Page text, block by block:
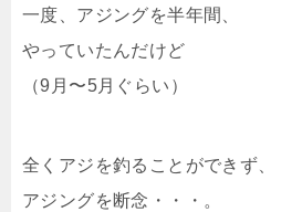
一度、アジングを半年間、
やっていたんだけど
（9月〜5月ぐらい）
全くアジを釣ることができず、
アジングを断念・・・。